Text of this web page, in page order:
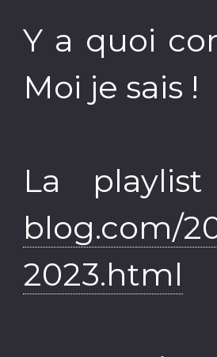
Y a quoi
Moi je sais !
La
blog.com/
2023.html